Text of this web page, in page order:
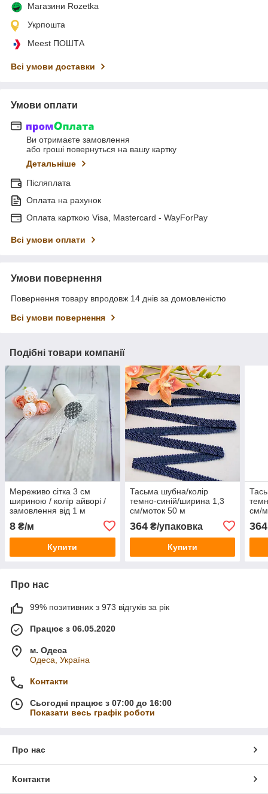
Магазини Rozetka
Укрпошта
Meest ПОШТА
Всі умови доставки
Умови оплати
Ви отримаєте замовлення
або гроші повернуться на вашу картку
Детальніше
Післяплата
Оплата на рахунок
Оплата карткою Visa, Mastercard - WayForPay
Всі умови оплати
Умови повернення
Повернення товару впродовж 14 днів за домовленістю
Всі умови повернення
Подібні товари компанії
Мереживо сітка 3 см
шириною / колір айворі /
замовлення від 1 м
8 ₴/м
Купити
Тасьма шубна/колір
темно-синій/ширина 1,3
см/моток 50 м
364₴/упаковка
Купити
см/
364
Про нас
99% позитивних з 973 відгуків за рік
Працює з 06.05.2020
м. Одеса
Одеса, Україна
Контакти
Сьогодні працює з 07:00 до 16:00
Показати весь графік роботи
Про нас
Контакти